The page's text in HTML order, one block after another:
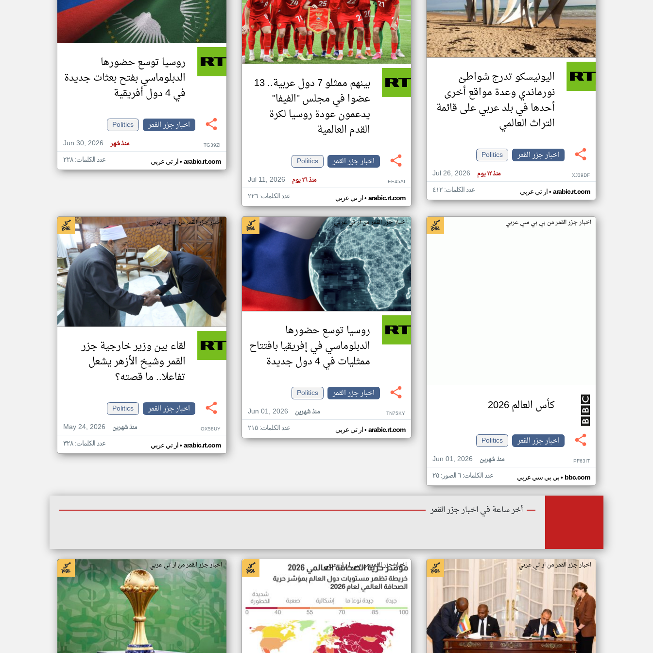
تغيير الدولة
اخبار جزر القمر على مدار الساعة
أهم اخبار جزر القمر العاجلة والمباشرة
اليونيسكو تدرج شواطئ
نورماندي وعدة مواقع أخرى
أحدها في بلد عربي على قائمة
التراث العالمي
اخبار جزر القمر
Politics
Jul 26, 2026
منذ ١٢ يوم XJ39DF
ار تي عربي• arabic.rt.com عدد الكلمات: ٤١٢
بينهم ممثلو 7 دول عربية.. 13
عضوا في مجلس "الفيفا"
يدعمون عودة روسيا لكرة
القدم العالمية
اخبار جزر القمر
Politics
Jul 11, 2026
منذ ٢٦ يوم EE45AI
ار تي عربي• arabic.rt.com عدد الكلمات: ٢٢٦
روسيا توسع حضورها
الدبلوماسي بفتح بعثات جديدة
في 4 دول أفريقية
اخبار جزر القمر
Politics
Jun 30, 2026
منذ شهر TG39ZI
ار تي عربي• arabic.rt.com عدد الكلمات: ٢٢٨
اخبار جزر القمر من بي بي سي عربي
كأس العالم 2026
اخبار جزر القمر
Politics
Jun 01, 2026
منذ شهرين PF63IT
بي بي سي عربي• bbc.com عدد الكلمات: ٦ الصور: ٢٥
اخبار جزر القمر من ار تي عربي
روسيا توسع حضورها
الدبلوماسي في إفريقيا بافتتاح
ممثليات في 4 دول جديدة
اخبار جزر القمر
Politics
Jun 01, 2026
منذ شهرين TN75KY
ار تي عربي• arabic.rt.com عدد الكلمات: ٢١٥
اخبار جزر القمر من ار تي عربي
لقاء بين وزير خارجية جزر
القمر وشيخ الأزهر يشعل
تفاعلا.. ما قصته؟
اخبار جزر القمر
Politics
May 24, 2026
منذ شهرين OX58UY
ار تي عربي• arabic.rt.com عدد الكلمات: ٣٢٨
أخر ساعة في اخبار جزر القمر
اخبار جزر القمر من ار تي عربي اخبار جزر القمر من سي ان ان عربي اخبار جزر القمر من ار تي عربي
klyoum.com